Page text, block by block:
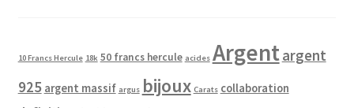
10 Francs Hercule 18k 50 francs hercule acides Argentargent
925 argent massif argus bijoux Carats collaboration